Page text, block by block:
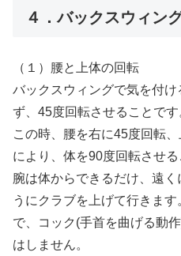
４．バックスウィン
（１）腰と上体の回転
バックスウィングで気を付
ず、45度回転させることです
この時、腰を右に45度回転
により、体を90度回転させる
腕は体からできるだけ、遠
うにクラブを上げて行きま
で、コック(手首を曲げる動
はしません。